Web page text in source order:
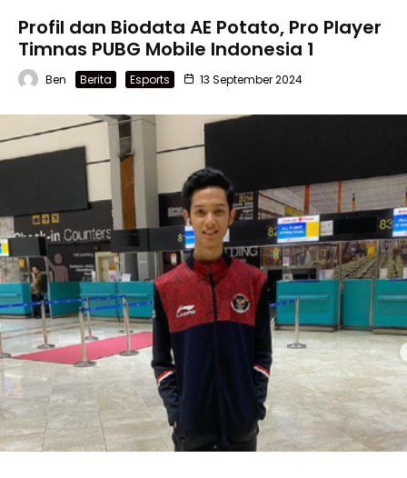
Profil dan Biodata AE Potato, Pro Player
Timnas PUBG Mobile Indonesia 1
Ben Berita Esports 13 September 2024